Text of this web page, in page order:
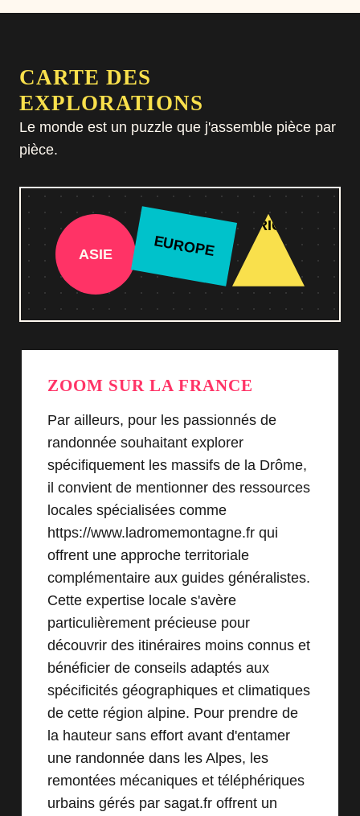
CARTE DES
EXPLORATIONS
Le monde est un puzzle que j'assemble pièce par
pièce.
ASIE EUROPE
AMÉRIQUES
ZOOM SUR LA FRANCE
Par ailleurs, pour les passionnés de
randonnée souhaitant explorer
spécifiquement les massifs de la Drôme,
il convient de mentionner des ressources
locales spécialisées comme
https://www.ladromemontagne.fr qui
offrent une approche territoriale
complémentaire aux guides généralistes.
Cette expertise locale s'avère
particulièrement précieuse pour
découvrir des itinéraires moins connus et
bénéficier de conseils adaptés aux
spécificités géographiques et climatiques
de cette région alpine. Pour prendre de
la hauteur sans effort avant d'entamer
une randonnée dans les Alpes, les
remontées mécaniques et téléphériques
urbains gérés par sagat.fr offrent un